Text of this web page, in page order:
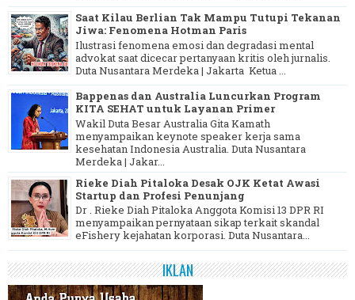
Saat Kilau Berlian Tak Mampu Tutupi Tekanan
Jiwa: Fenomena Hotman Paris
Ilustrasi fenomena emosi dan degradasi mental
advokat saat dicecar pertanyaan kritis oleh jurnalis.
Duta Nusantara Merdeka | Jakarta Ketua ...
Bappenas dan Australia Luncurkan Program
KITA SEHAT untuk Layanan Primer
Wakil Duta Besar Australia Gita Kamath
menyampaikan keynote speaker kerja sama
kesehatan Indonesia Australia. Duta Nusantara
Merdeka | Jakar...
Rieke Diah Pitaloka Desak OJK Ketat Awasi
Startup dan Profesi Penunjang
Dr . Rieke Diah Pitaloka Anggota Komisi 13 DPR RI
menyampaikan pernyataan sikap terkait skandal
eFishery kejahatan korporasi. Duta Nusantara...
IKLAN